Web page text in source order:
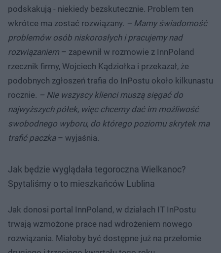
podskakują - niekiedy bezskutecznie. Problem ten
wkrótce ma zostać rozwiązany. – Mamy świadomość
problemów osób niskorosłych i pracujemy nad
rozwiązaniem – zapewnił w rozmowie z InnPoland
rzecznik firmy, Wojciech Kądziołka i przekazał, że
podobnych zgłoszeń trafia do InPostu około kilkunastu
rocznie. – Nie wszyscy klienci muszą sięgać do
najwyższych półek, więc chcemy dać im możliwość
swobodnego wyboru, do którego poziomu skrytek ma
trafić paczka– wyjaśnia.
Jak będzie wyglądała tegoroczna Wielkanoc?
Spytaliśmy o to mieszkańców Lublina
Jak donosi portal InnPoland, w działach IT InPostu
trwają wzmożone prace nad wdrożeniem nowego
rozwiązania. Miałoby być dostępne już na przełomie